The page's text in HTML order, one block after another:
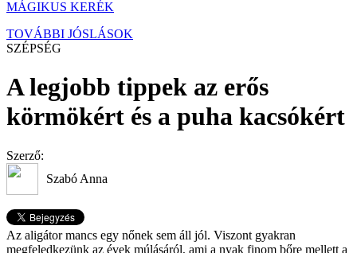
MÁGIKUS KERÉK
TOVÁBBI JÓSLÁSOK
SZÉPSÉG
A legjobb tippek az erős
körmökért és a puha kacsókért
Szerző:
Szabó Anna
Az aligátor mancs egy nőnek sem áll jól. Viszont gyakran
megfeledkezünk az évek múlásáról, ami a nyak finom bőre mellett a